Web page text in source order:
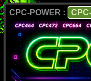
CPC-POWER :